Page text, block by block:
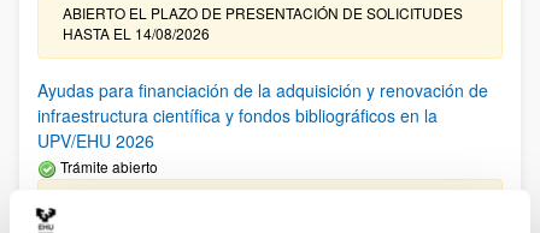
ABIERTO EL PLAZO DE PRESENTACIÓN DE SOLICITUDES
HASTA EL 14/08/2026
Ayudas para financiación de la adquisición y renovación de
infraestructura científica y fondos bibliográficos en la
UPV/EHU 2026
Trámite abierto